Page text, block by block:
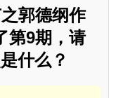
郭德纲作
第9期，请
什么？